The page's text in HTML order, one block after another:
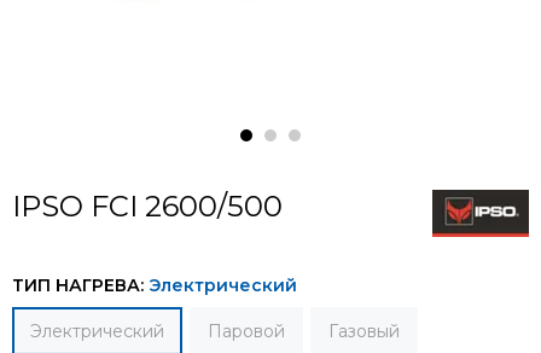
IPSO FCI 2600/500
ТИП НАГРЕВА: Электрический
Электрический Паровой Газовый